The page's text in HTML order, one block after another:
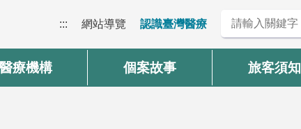
::: 網站導覽 認識臺灣醫療
醫療機構 個案故事 旅客須知